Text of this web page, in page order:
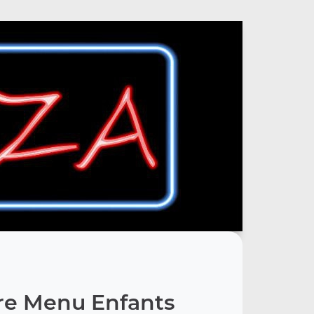
Menu Enfants